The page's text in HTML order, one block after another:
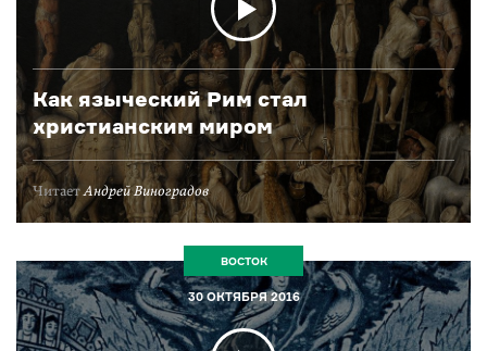
Как языческий Рим стал
христианским миром
ЧитаетАндрей Виноградов
ВОСТОК
30 ОКТЯБРЯ 2016